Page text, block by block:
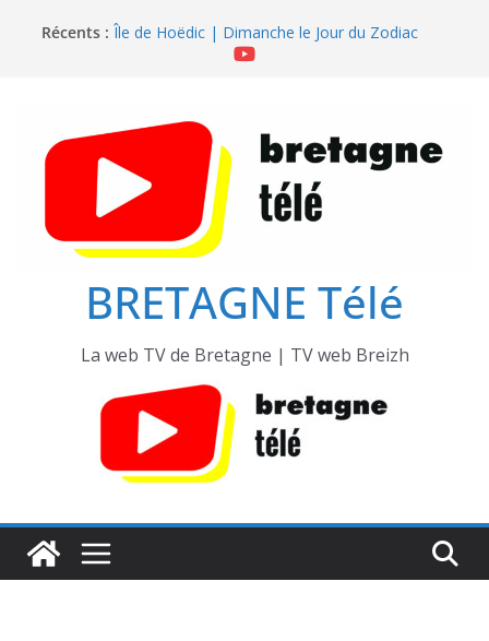
Récents : Île de Hoëdic | Dimanche le Jour du Zodiac
Île de Hoëdic | Le Beau Fort
BRETAGNE Télé
La web TV de Bretagne | TV web Breizh